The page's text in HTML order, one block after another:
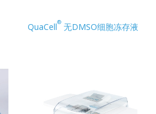
QuaCell® 无DMSO细胞冻存液